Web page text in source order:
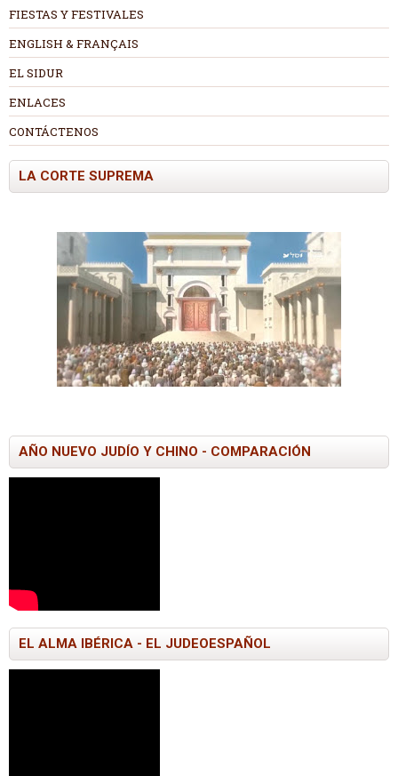
FIESTAS Y FESTIVALES
ENGLISH & FRANÇAIS
EL SIDUR
ENLACES
CONTÁCTENOS
LA CORTE SUPREMA
AÑO NUEVO JUDÍO Y CHINO - COMPARACIÓN
EL ALMA IBÉRICA - EL JUDEOESPAÑOL